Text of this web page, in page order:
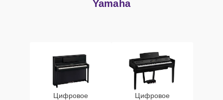
Yamaha
Цифровое
Цифровое